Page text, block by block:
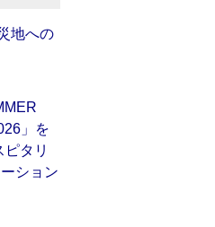
地への
」を
ピタリ
ション